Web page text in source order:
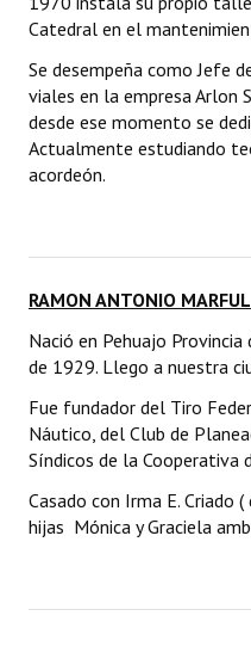
Catedral en el
Se desempeña como Jefe
viales en la empresa Arlon
desde ese momento se
Actualmente estudiando
acordeón.
RAMON ANTONIO MARFUL
Nació en Pehuajo
de 1929. Llego a nuestra
Fue fundador del Tiro
Náutico, del Club de
Síndicos de la Cooperativa
Casado con Irma E. Criado
hijas Mónica y Graciela